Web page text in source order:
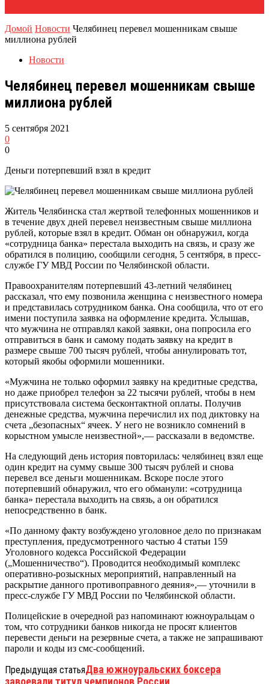
Домой Новости Челябинец перевел мошенникам свыше
миллиона рублей
Новости
Челябинец перевел мошенникам свыше
миллиона рублей
5 сентября 2021
0
0
Деньги потерпевший взял в кредит
Житель Челябинска стал жертвой телефонных мошенников и
в течение двух дней перевел неизвестным свыше миллиона
рублей, которые взял в кредит. Обман он обнаружил, когда
«сотрудница банка» перестала выходить на связь, и сразу же
обратился в полицию, сообщили сегодня, 5 сентября, в пресс-
службе ГУ МВД России по Челябинской области.
Правоохранителям потерпевший 43-летний челябинец
рассказал, что ему позвонила женщина с неизвестного номера
и представилась сотрудником банка. Она сообщила, что от его
имени поступила заявка на оформление кредита. Услышав,
что мужчина не отправлял какой заявки, она попросила его
отправиться в банк и самому подать заявку на кредит в
размере свыше 700 тысяч рублей, чтобы аннулировать тот,
который якобы оформили мошенники.
«Мужчина не только оформил заявку на кредитные средства,
но даже приобрел телефон за 22 тысячи рублей, чтобы в нем
присутствовала система бесконтактной оплаты. Получив
денежные средства, мужчина перечислил их под диктовку на
счета „безопасных“ ячеек. У него не возникло сомнений в
корыстном умысле неизвестной»,— рассказали в ведомстве.
На следующий день история повторилась: челябинец взял еще
один кредит на сумму свыше 300 тысяч рублей и снова
перевел все деньги мошенникам. Вскоре после этого
потерпевший обнаружил, что его обманули: «сотрудница
банка» перестала выходить на связь, а он обратился
непосредственно в банк.
«По данному факту возбуждено уголовное дело по признакам
преступления, предусмотренного частью 4 статьи 159
Уголовного кодекса Российской Федерации
(„Мошенничество“). Проводится необходимый комплекс
оперативно-розыскных мероприятий, направленный на
раскрытие данного противоправного деяния»,— уточнили в
пресс-службе ГУ МВД России по Челябинской области.
Полицейские в очередной раз напоминают южноуральцам о
том, что сотрудники банков никогда не просят клиентов
перевести деньги на резервные счета, а также не запрашивают
пароли и коды из смс-сообщений.
Предыдущая статьяДва южноуральских боксера
завоевали титул чемпионов России